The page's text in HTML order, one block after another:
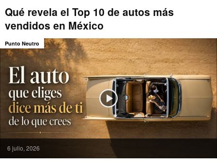
Qué revela el Top 10 de autos más
vendidos en México
6 julio, 2026
Punto Neutro